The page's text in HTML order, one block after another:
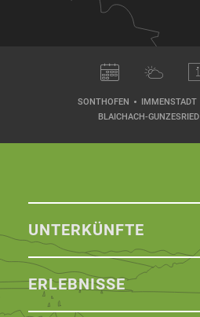
SONTHOFEN IMMENSTADT
BLAICHACH-GUNZESRIED
UNTERKÜNFTE
ERLEBNISSE